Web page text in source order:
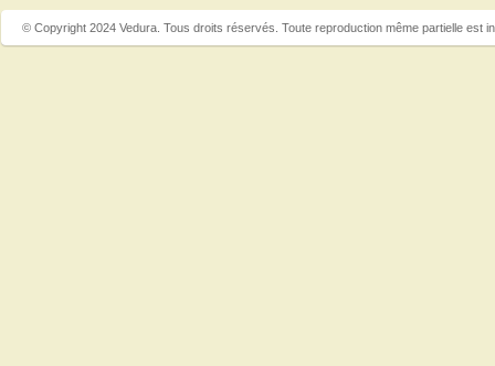
© Copyright 2024 Vedura. Tous droits réservés. Toute reproduction même partielle est